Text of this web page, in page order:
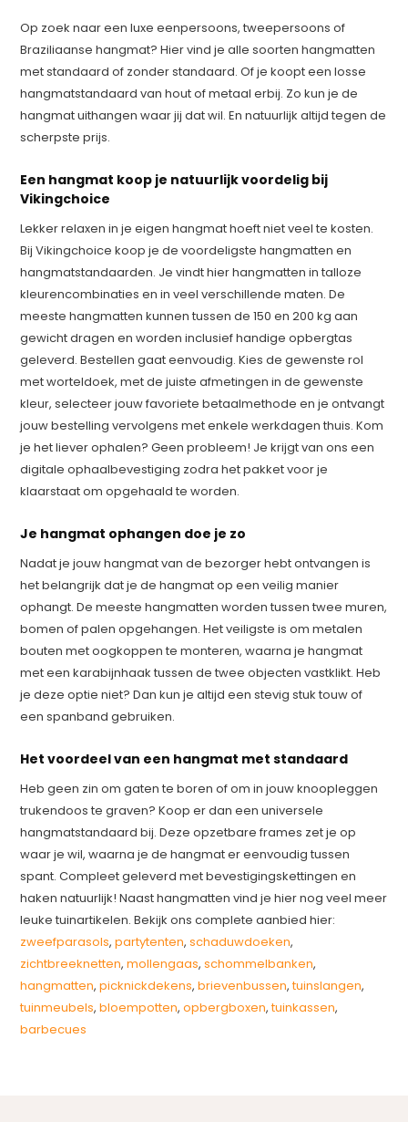
Op zoek naar een luxe eenpersoons, tweepersoons of
Braziliaanse hangmat? Hier vind je alle soorten hangmatten
met standaard of zonder standaard. Of je koopt een losse
hangmatstandaard van hout of metaal erbij. Zo kun je de
hangmat uithangen waar jij dat wil. En natuurlijk altijd tegen de
scherpste prijs.
Een hangmat koop je natuurlijk voordelig bij
Vikingchoice
Lekker relaxen in je eigen hangmat hoeft niet veel te kosten.
Bij Vikingchoice koop je de voordeligste hangmatten en
hangmatstandaarden. Je vindt hier hangmatten in talloze
kleurencombinaties en in veel verschillende maten. De
meeste hangmatten kunnen tussen de 150 en 200 kg aan
gewicht dragen en worden inclusief handige opbergtas
geleverd. Bestellen gaat eenvoudig. Kies de gewenste rol
met worteldoek, met de juiste afmetingen in de gewenste
kleur, selecteer jouw favoriete betaalmethode en je ontvangt
jouw bestelling vervolgens met enkele werkdagen thuis. Kom
je het liever ophalen? Geen probleem! Je krijgt van ons een
digitale ophaalbevestiging zodra het pakket voor je
klaarstaat om opgehaald te worden.
Je hangmat ophangen doe je zo
Nadat je jouw hangmat van de bezorger hebt ontvangen is
het belangrijk dat je de hangmat op een veilig manier
ophangt. De meeste hangmatten worden tussen twee muren,
bomen of palen opgehangen. Het veiligste is om metalen
bouten met oogkoppen te monteren, waarna je hangmat
met een karabijnhaak tussen de twee objecten vastklikt. Heb
je deze optie niet? Dan kun je altijd een stevig stuk touw of
een spanband gebruiken.
Het voordeel van een hangmat met standaard
Heb geen zin om gaten te boren of om in jouw knoopleggen
trukendoos te graven? Koop er dan een universele
hangmatstandaard bij. Deze opzetbare frames zet je op
waar je wil, waarna je de hangmat er eenvoudig tussen
spant. Compleet geleverd met bevestigingskettingen en
haken natuurlijk! Naast hangmatten vind je hier nog veel meer
leuke tuinartikelen. Bekijk ons complete aanbied hier:
zweefparasols,partytenten,schaduwdoeken,
zichtbreeknetten,mollengaas,schommelbanken,
hangmatten,picknickdekens,brievenbussen,tuinslangen,
tuinmeubels,bloempotten,opbergboxen,tuinkassen,
barbecues